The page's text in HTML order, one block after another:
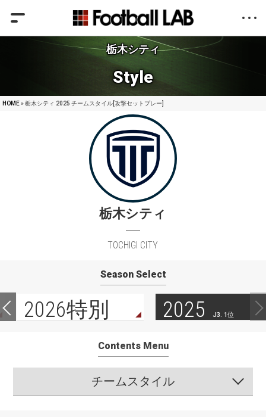
栃木シティ
Style
HOME» 栃木シティ 2025 チームスタイル[攻撃セットプレー]
栃木シティ
TOCHIGI CITY
Season Select
2026特別 2025 J3. 1位
Contents Menu
チームスタイル